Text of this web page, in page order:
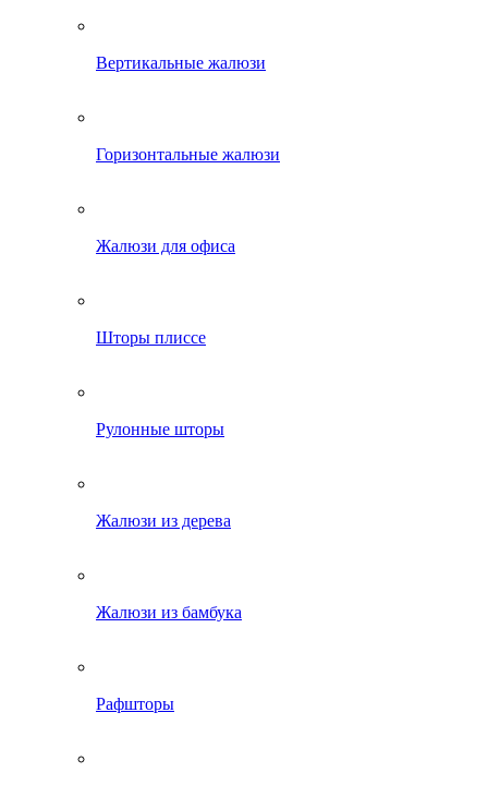
Вертикальные жалюзи
Горизонтальные жалюзи
Жалюзи для офиса
Шторы плиссе
Рулонные шторы
Жалюзи из дерева
Жалюзи из бамбука
Рафшторы